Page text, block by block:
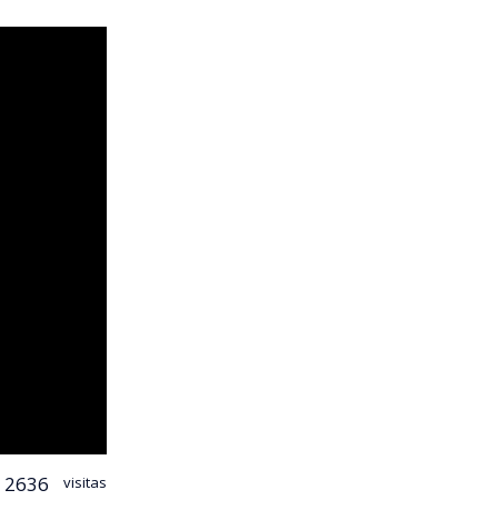
2636 visitas